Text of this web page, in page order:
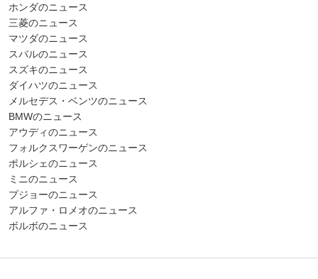
ホンダのニュース
三菱のニュース
マツダのニュース
スバルのニュース
スズキのニュース
ダイハツのニュース
メルセデス・ベンツのニュース
BMWのニュース
アウディのニュース
フォルクスワーゲンのニュース
ポルシェのニュース
ミニのニュース
プジョーのニュース
アルファ・ロメオのニュース
ボルボのニュース